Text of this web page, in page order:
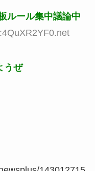
ルール集中議論中
うぜ